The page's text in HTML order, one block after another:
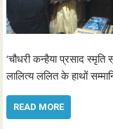
‘चौधरी कन्हैया प्रसाद
लालित्य ललित के हाथों
READ MORE